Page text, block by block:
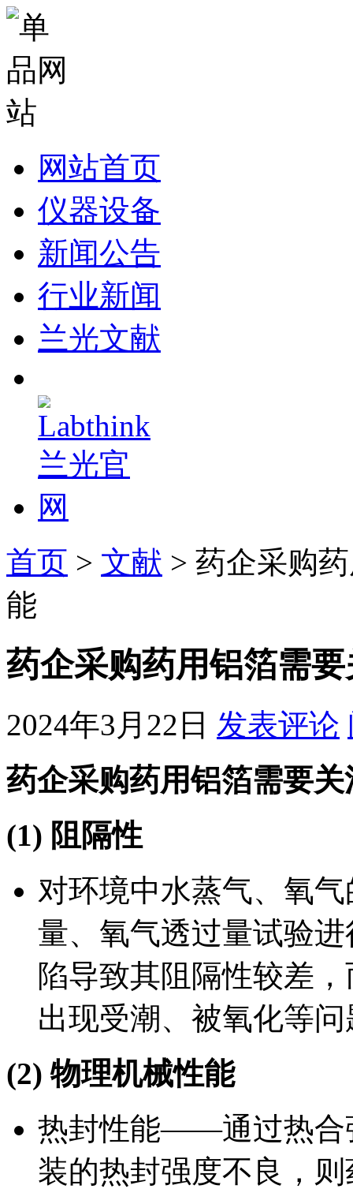
网站首页
仪器设备
新闻公告
行业新闻
兰光文献
首页 > 文献 > 药企采购
能
药企采购药用铝箔需
2024年3月22日 发表评论
药企采购药用铝箔需要
(1) 阻隔性
对环境中水蒸气、氧
量、氧气透过量试验
陷导致其阻隔性较差
出现受潮、被氧化等问
(2) 物理机械性能
热封性能——通过热合
装的热封强度不良，